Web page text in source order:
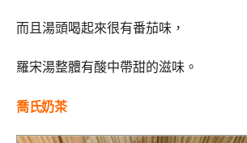
而且湯頭喝起來很有番茄味，
羅宋湯整體有酸中帶甜的滋味。
喬氏奶茶